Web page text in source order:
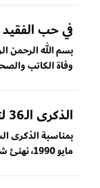
في حب
بسم الله الرحمن
وفاة الكاتب
الذكرى الـ36 لتحقيق الوحدة اليمنية
مايو 1990، نهنئ شعبنا اليمني العظيم في...